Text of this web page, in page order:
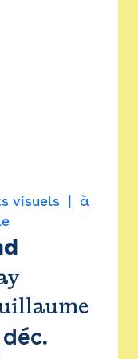
visuels
à